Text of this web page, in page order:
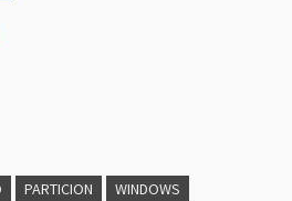
PARTICION WINDOWS